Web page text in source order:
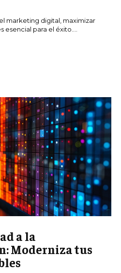
marketing digital, maximizar
para el éxito....
a la
Moderniza tus